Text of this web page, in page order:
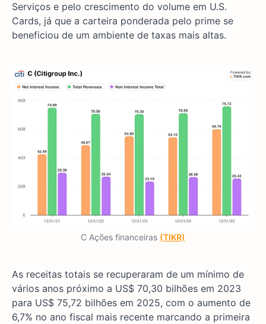
Serviços e pelo crescimento do volume em U.S.
Cards, já que a carteira ponderada pelo prime se
beneficiou de um ambiente de taxas mais altas.
C Ações financeiras (TIKR)
As receitas totais se recuperaram de um mínimo de
vários anos próximo a US$ 70,30 bilhões em 2023
para US$ 75,72 bilhões em 2025, com o aumento de
6,7% no ano fiscal mais recente marcando a primeira